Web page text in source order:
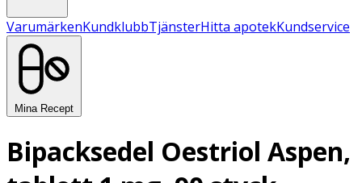
VarumärkenKundklubbTjänsterHitta apotekKundservice
Mina Recept
Bipacksedel Oestriol Aspen,